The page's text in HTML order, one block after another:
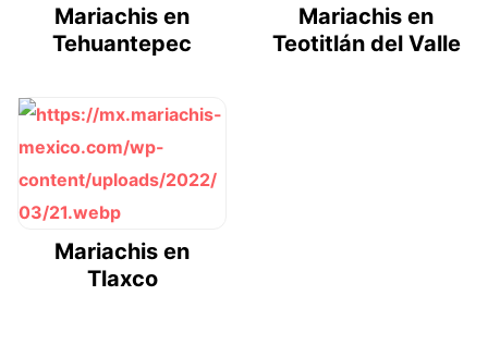
Mariachis en
Tehuantepec
Mariachis en
Teotitlán del Valle
Mariachis en
Tlaxco